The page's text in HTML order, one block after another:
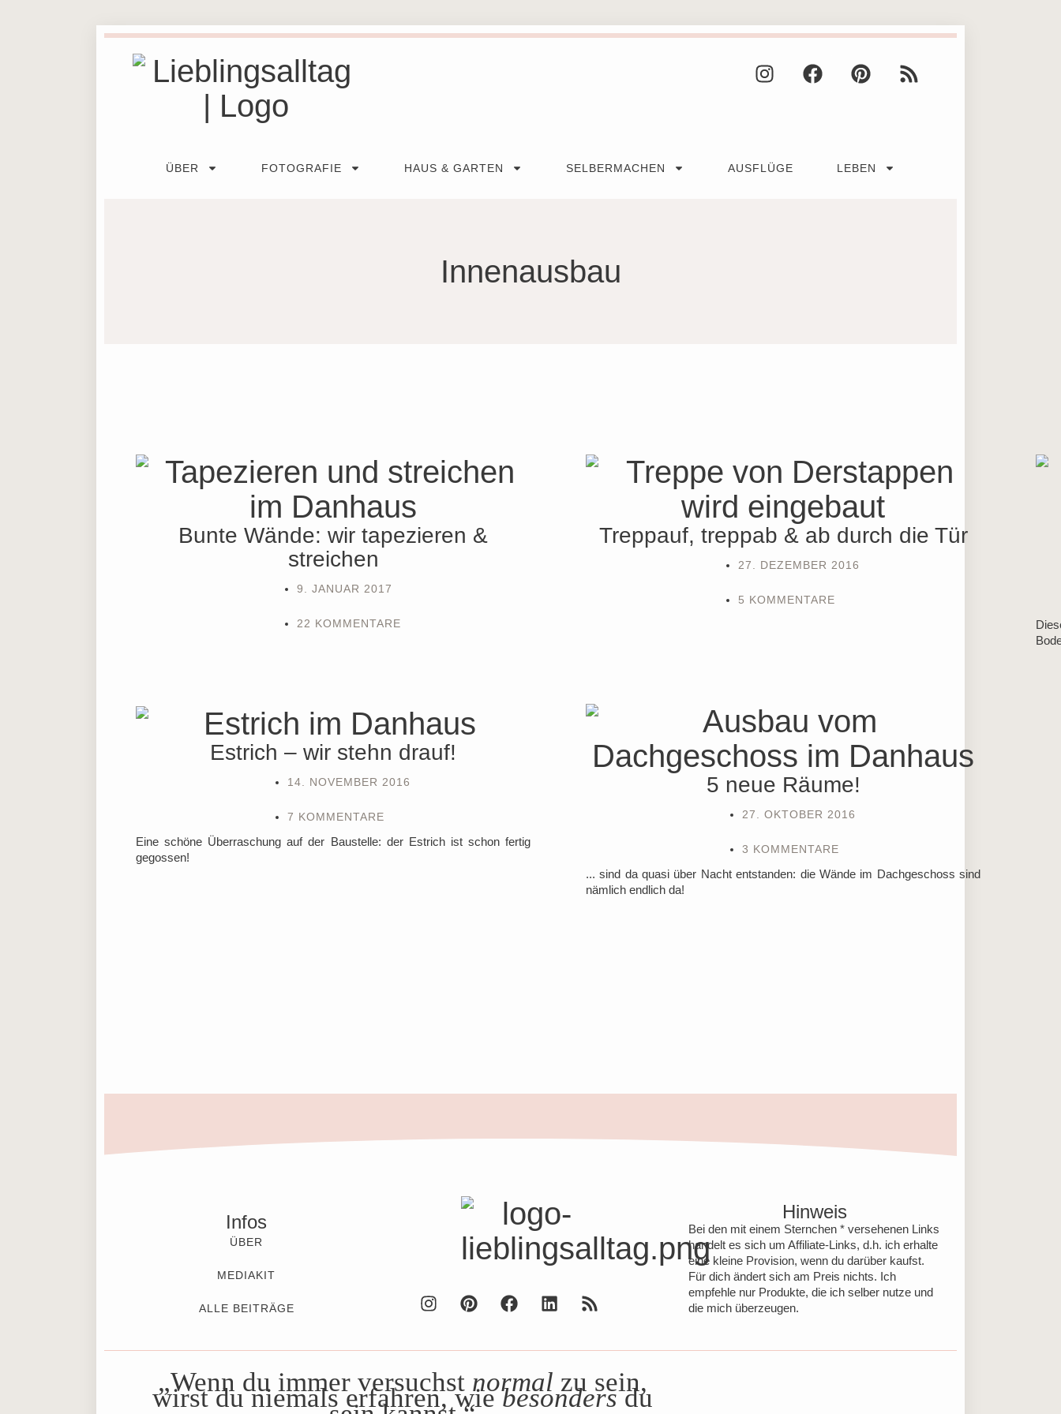
ÜBER FOTOGRAFIE HAUS & GARTEN SELBERMACHEN AUSFLÜGE LEBEN
Innenausbau
Bunte Wände: wir tapezieren &
streichen
9. JANUAR 2017
22 KOMMENTARE
Treppauf, treppab & ab durch die Tür
27. DEZEMBER 2016
5 KOMMENTARE
Estrich – wir stehn drauf!
14. NOVEMBER 2016
7 KOMMENTARE
Eine schöne Überraschung auf der Baustelle: der Estrich ist schon fertig
gegossen!
5 neue Räume!
27. OKTOBER 2016
3 KOMMENTARE
... sind da quasi über Nacht entstanden: die Wände im Dachgeschoss sind
nämlich endlich da!
Infos
ÜBER
MEDIAKIT
ALLE BEITRÄGE
Hinweis
Bei den mit einem Sternchen * versehenen Links
handelt es sich um Affiliate-Links, d.h. ich erhalte
eine kleine Provision, wenn du darüber kaufst.
Für dich ändert sich am Preis nichts. Ich
empfehle nur Produkte, die ich selber nutze und
die mich überzeugen.
„Wenn du immer versuchst normal zu sein,
wirst du niemals erfahren, wiebesondersdu